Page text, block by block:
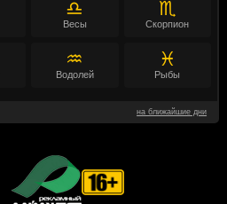
♎
Весы
♏
Скорпион
♒
Водолей
♓
Рыбы
на ближайшие дни